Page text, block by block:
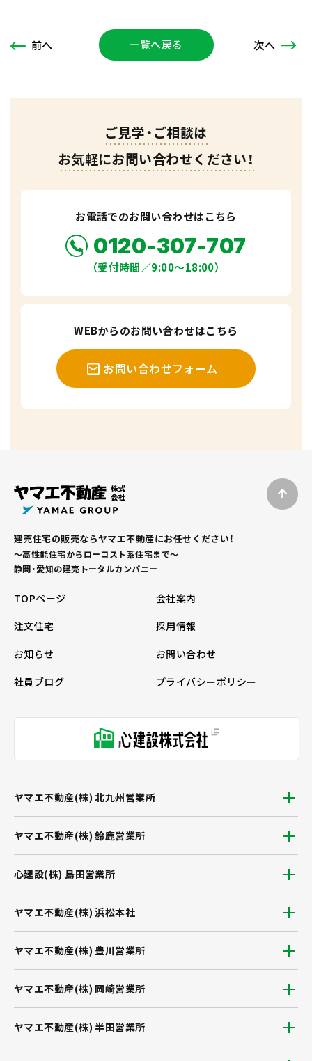
前へ 一覧へ戻る 次へ
ご見学・ご相談は
お気軽にお問い合わせください！
お電話でのお問い合わせはこちら
0120-307-707
（受付時間／9:00〜18:00）
WEBからのお問い合わせはこちら
お問い合わせフォーム
建売住宅の販売ならヤマエ不動産にお任せください！
～高性能住宅からローコスト系住宅まで～
静岡・愛知の建売トータルカンパニー
TOPページ
会社案内
注文住宅
採用情報
お知らせ
お問い合わせ
社員ブログ
プライバシーポリシー
ヤマエ不動産(株) 浜松本社
ヤマエ不動産(株) 豊川営業所
ヤマエ不動産(株) 岡崎営業所
ヤマエ不動産(株) 半田営業所
ヤマエ不動産(株) 北九州営業所
ヤマエ不動産(株) 鈴鹿営業所
心建設(株) 島田営業所